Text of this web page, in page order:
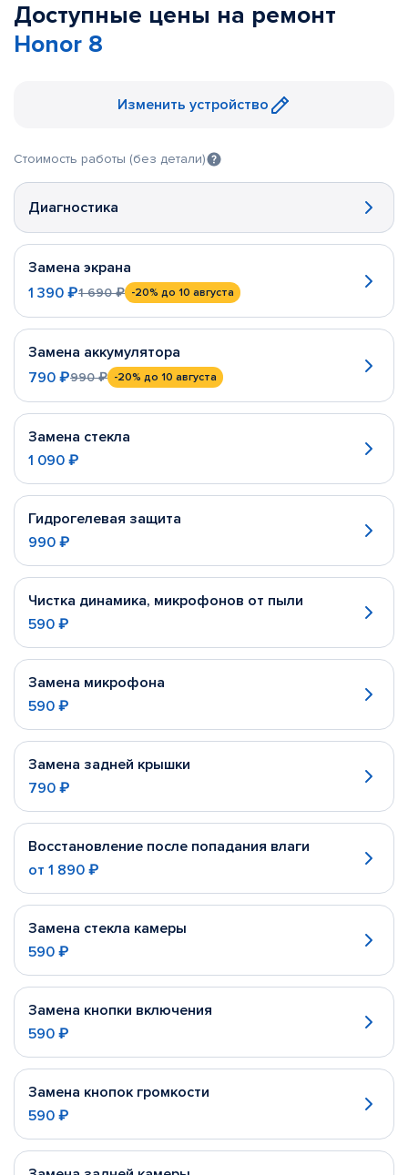
Доступные цены на ремонт
Honor 8
Изменить устройство
Стоимость работы (без детали)
Диагностика
Замена экрана
1 390 ₽1 690 ₽ -20% до 10 августа
Замена аккумулятора
790 ₽990 ₽ -20% до 10 августа
Замена стекла
1 090 ₽
Гидрогелевая защита
990 ₽
Чистка динамика, микрофонов от пыли
590 ₽
Замена микрофона
590 ₽
Замена задней крышки
790 ₽
Восстановление после попадания влаги
от 1 890 ₽
Замена стекла камеры
590 ₽
Замена кнопки включения
590 ₽
Замена кнопок громкости
590 ₽